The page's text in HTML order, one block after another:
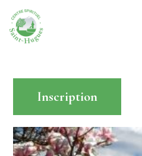
Inscription